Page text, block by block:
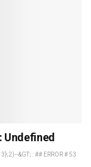
&GT; : ## ERROR # 53